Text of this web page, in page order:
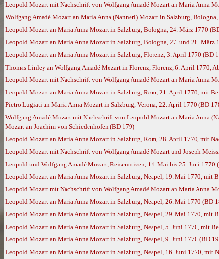
Leopold Mozart mit Nachschrift von Wolfgang Amadé Mozart an Maria Anna
Wolfgang Amadé Mozart an Maria Anna (Nannerl) Mozart in Salzburg,
Leopold Mozart an Maria Anna Mozart in Salzburg, Bologna, 24. März 1770
Leopold Mozart an Maria Anna Mozart in Salzburg, Bologna, 27. und 28. März
Leopold Mozart an Maria Anna Mozart in Salzburg, Florenz, 3. April 1770 (BD
Thomas Linley an Wolfgang Amadé Mozart in Florenz, Florenz, 6. April 1770,
Leopold Mozart mit Nachschrift von Wolfgang Amadé Mozart an Maria Anna
Leopold Mozart an Maria Anna Mozart in Salzburg, Rom, 21. April 1770, mit
Pietro Lugiati an Maria Anna Mozart in Salzburg, Verona, 22. April 1770 (BD
Wolfgang Amadé Mozart mit Nachschrift von Leopold Mozart an Maria Anna
Mozart an Joachim von Schiedenhofen (BD 179)
Leopold Mozart an Maria Anna Mozart in Salzburg, Rom, 28. April 1770, mit
Leopold Mozart mit Nachschrift von Wolfgang Amadé Mozart und Joseph
Leopold und Wolfgang Amadé Mozart, Reisenotizen, 14. Mai bis 25. Juni 1770
Leopold Mozart an Maria Anna Mozart in Salzburg, Neapel, 19. Mai 1770, mit
Leopold Mozart mit Nachschrift von Wolfgang Amadé Mozart an Maria Anna
Leopold Mozart an Maria Anna Mozart in Salzburg, Neapel, 26. Mai 1770 (BD
Leopold Mozart an Maria Anna Mozart in Salzburg, Neapel, 29. Mai 1770, mit
Leopold Mozart an Maria Anna Mozart in Salzburg, Neapel, 5. Juni 1770, mit
Leopold Mozart an Maria Anna Mozart in Salzburg, Neapel, 9. Juni 1770 (BD
Leopold Mozart an Maria Anna Mozart in Salzburg, Neapel, 16. Juni 1770, mit